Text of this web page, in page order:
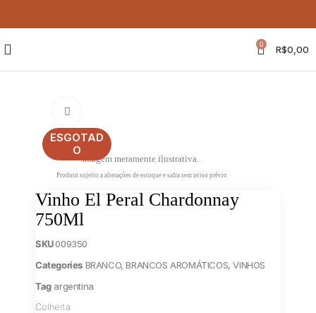
0 R$0,00
ESGOTAD
O
Imagem meramente ilustrativa.
Produto sujeito a alterações de estoque e safra sem aviso prévio
Vinho El Peral Chardonnay
750Ml
SKU009350
Categories BRANCO, BRANCOS AROMÁTICOS,VINHOS
Tag argentina
Colheita